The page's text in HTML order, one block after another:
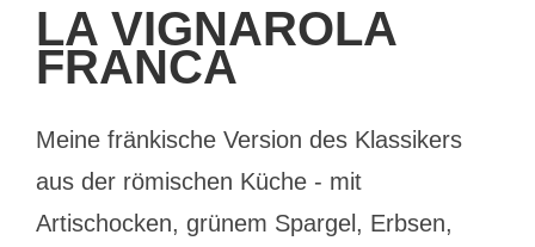
LA VIGNAROLA
FRANCA
Meine fränkische Version des Klassikers
aus der römischen Küche - mit
Artischocken, grünem Spargel, Erbsen,